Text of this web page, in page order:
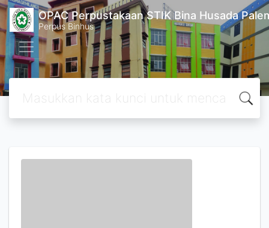
OPAC Perpustakaan STIK Bina Husada
Perpus Binhus